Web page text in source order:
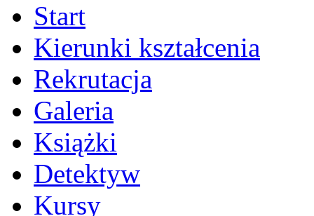
Start
Kierunki kształcenia
Rekrutacja
Galeria
Książki
Detektyw
Kursy